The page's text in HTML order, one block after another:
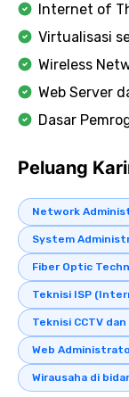
Internet of
Virtualisasi
Wireless
Web Server
Dasar
Peluang
Network
System
Fiber Optic
Teknisi ISP
Teknisi CCTV
Web
Wirausaha di